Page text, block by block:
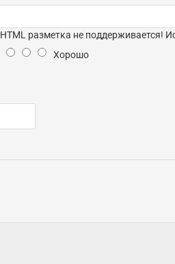
HTML разметка не поддерживается!
Хорошо